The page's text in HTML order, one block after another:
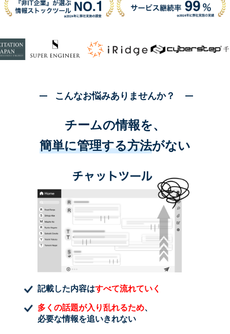
こんなお悩みありませんか？
チームの情報を、
簡単に管理する方法がない
記載した内容はすべて流れていく
多くの話題が入り乱れるため、
必要な情報を追いきれない